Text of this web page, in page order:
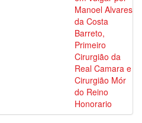
Manoel Alvares
da Costa
Barreto,
Primeiro
Cirurgião da
Real Camara e
Cirurgião Mór
do Reino
Honorario